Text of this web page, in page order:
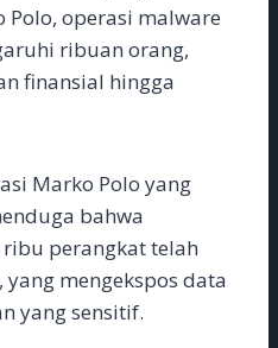
Polo, operasi malware
ribuan orang,
finansial hingga
Marko Polo yang
bahwa
perangkat telah
mengekspos data
yang sensitif.